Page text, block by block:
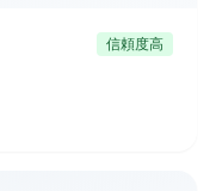
信頼度高